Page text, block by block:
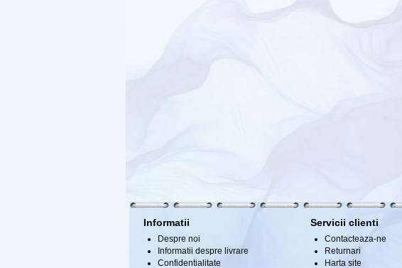
Informatii
Despre noi
Informatii despre livrare
Confidentialitate
Servicii clienti
Contacteaza-ne
Returnari
Harta site